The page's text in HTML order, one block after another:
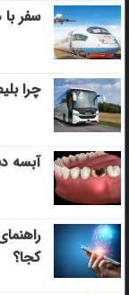
سفر با
چرا
آبسه
کجا؟